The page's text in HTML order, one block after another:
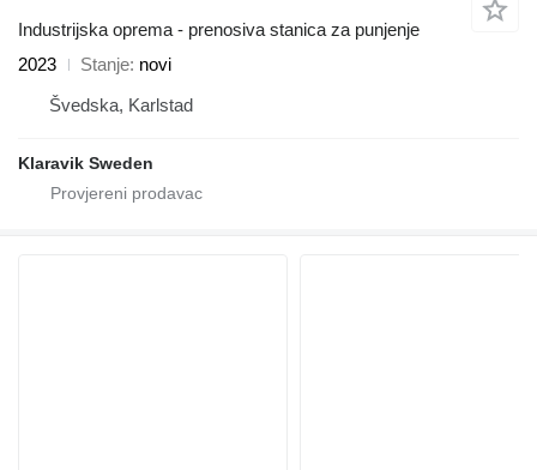
Industrijska oprema - prenosiva stanica za punjenje
2023
Stanje novi
Švedska, Karlstad
Klaravik Sweden